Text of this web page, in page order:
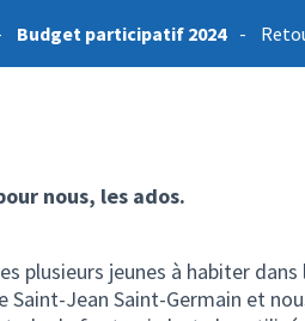
Budget participatif 2024 -
nous, les ados.
plusieurs jeunes à habiter
Saint-Jean Saint-Germain et